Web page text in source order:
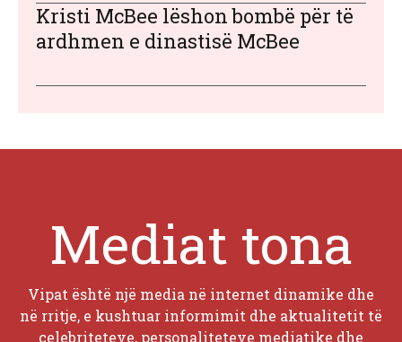
Kristi McBee lëshon bombë për të
ardhmen e dinastisë McBee
Mediat tona
Vipat është një media në internet dinamike dhe
në rritje, e kushtuar informimit dhe aktualitetit të
celebriteteve, personaliteteve mediatike dhe